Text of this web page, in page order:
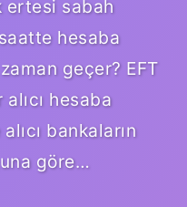
ertesi sabah
hesaba
geçer? EFT
hesaba
bankaların
göre…